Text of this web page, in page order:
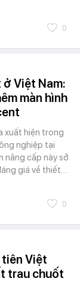
0
Việt Nam:
màn hình
xuất hiện trong
nghiệp tại
nâng cấp này sở
giá về thiết…
0
Việt
trau chuốt